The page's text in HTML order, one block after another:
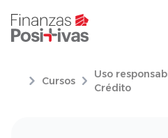
Cursos
Uso
Crédito